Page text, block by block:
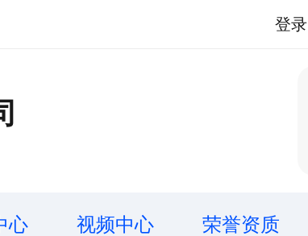
登录
心 视频中心 荣誉资质